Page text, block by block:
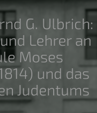
G. Ulbrich:
Lehrer an
Moses
und das
Judentums